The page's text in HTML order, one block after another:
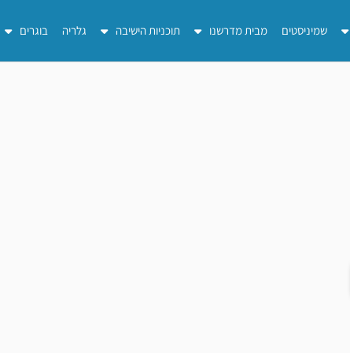
שמיניסטים מבית מדרשנו תוכניות הישיבה גלריה בוגרים